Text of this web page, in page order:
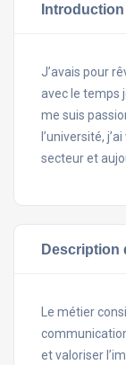
Introduction
J’avais pour
avec le temps
me suis
l’université,
secteur et
Description
Le métier
et valoriser